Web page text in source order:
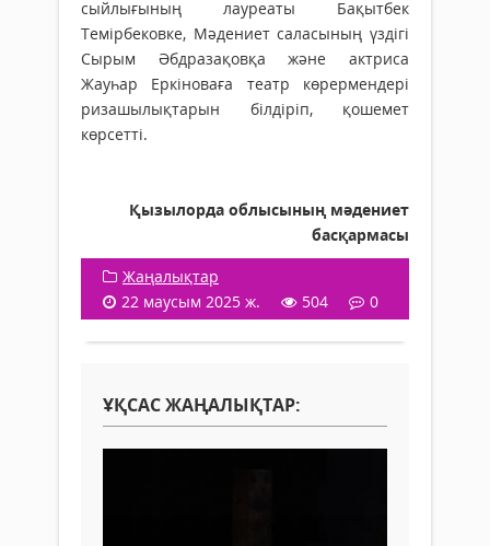
сыйлығының лауреаты Бақытбек
Темірбековке, Мәдениет саласының үздігі
Сырым Әбдразақовқа және актриса
Жауһар Еркіноваға театр көрермендері
ризашылықтарын білдіріп, қошемет
көрсетті.
Қызылорда облысының мәдениет
басқармасы
Жаңалықтар
22 маусым 2025 ж.
504 0
ҰҚСАС ЖАҢАЛЫҚТАР: